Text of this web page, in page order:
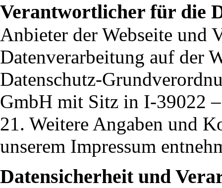
Verantwortlicher für die
Anbieter der Webseite und
Datenverarbeitung auf der
Datenschutz-
GmbH mit Sitz in I-39022
21. Weitere Angaben und
unserem Impressum
Datensicherheit und